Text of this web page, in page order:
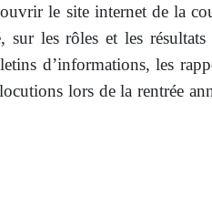
le site internet de la
sur les rôles et les résultats
d’informations, les
lors de la rentrée